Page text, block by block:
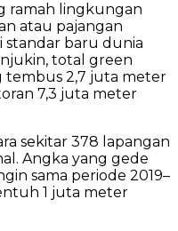
ramah lingkungan
atau pajangan
standar baru dunia
total green
tembus 2,7 juta meter
7,3 juta meter
sekitar 378 lapangan
Angka yang gede
sama periode 2019–
1 juta meter